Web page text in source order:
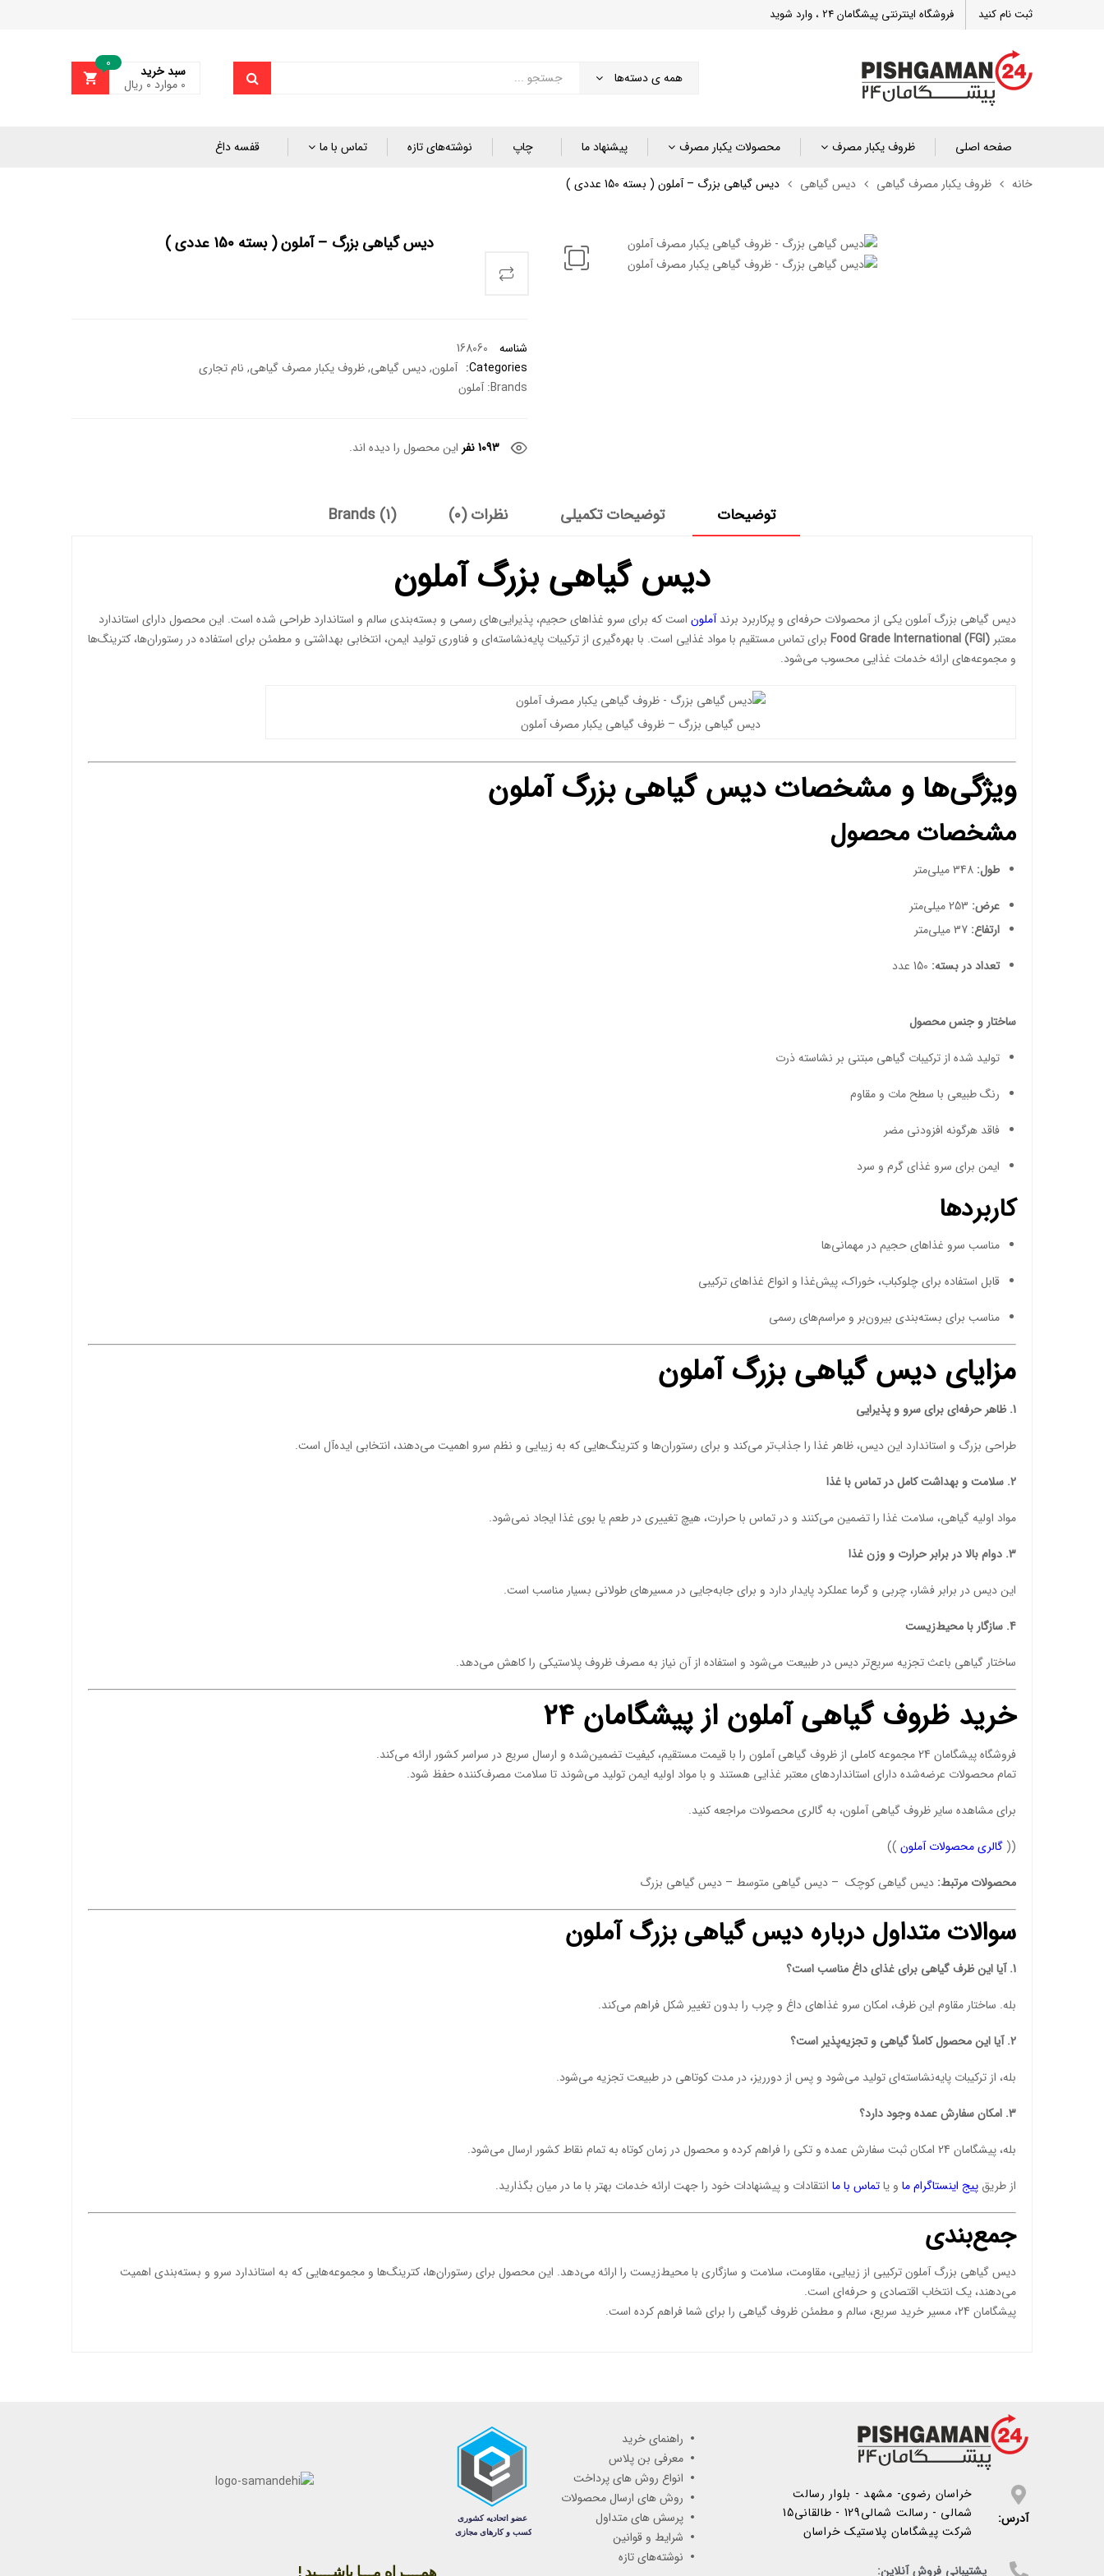
ثبت نام کنید فروشگاه اینترنتی پیشگامان 24 ، وارد شوید
همه ی دسته‌ها
0 سبد خرید
0 موارد ۰ ریال
صفحه اصلی ظروف یکبار مصرف محصولات یکبار مصرف پیشنهاد ما چاپ نوشته‌های تازه تماس با ما قفسه داغ
خانه ظروف یکبار مصرف گیاهی دیس گیاهی دیس گیاهی بزرگ – آملون ( بسته 150 عددی )
دیس گیاهی بزرگ – آملون ( بسته 150 عددی )
شناسه
168060
Categories:
آملون,دیس گیاهی,ظروف یکبار مصرف گیاهی, نام تجاری
Brands: آملون
1093 نفر این محصول را دیده اند.
توضیحات توضیحات تکمیلی نظرات (0) Brands (1)
دیس گیاهی بزرگ آملون
دیس گیاهی بزرگ آملون یکی از محصولات حرفه‌ای و پرکاربرد برندآملون است که برای سرو غذاهای حجیم، پذیرایی‌های رسمی و بسته‌بندی سالم و استاندارد طراحی شده است. این محصول دارای استاندارد
معتبر Food Grade International (FGI) برای تماس مستقیم با مواد غذایی است. با بهره‌گیری از ترکیبات پایه‌نشاسته‌ای و فناوری تولید ایمن، انتخابی بهداشتی و مطمئن برای استفاده در رستوران‌ها، کترینگ‌ها
و مجموعه‌های ارائه خدمات غذایی محسوب می‌شود.
دیس گیاهی بزرگ – ظروف گیاهی یکبار مصرف آملون
ویژگی‌ها و مشخصات دیس گیاهی بزرگ آملون
مشخصات محصول
طول:
عرض:
ارتفاع:
تعداد در بسته:
ساختار و جنس محصول
تولید شده از ترکیبات گیاهی مبتنی بر نشاسته ذرت
رنگ طبیعی با سطح مات و مقاوم
فاقد هرگونه افزودنی مضر
ایمن برای سرو غذای گرم و سرد
کاربردها
مناسب سرو غذاهای حجیم در مهمانی‌ها
قابل استفاده برای چلوکباب، خوراک، پیش‌غذا و انواع غذاهای ترکیبی
مناسب برای بسته‌بندی بیرون‌بر و مراسم‌های رسمی
مزایای دیس گیاهی بزرگ آملون
1. ظاهر حرفه‌ای برای سرو و پذیرایی
طراحی بزرگ و استاندارد این دیس، ظاهر غذا را جذاب‌تر می‌کند و برای رستوران‌ها و کترینگ‌هایی که به زیبایی و نظم سرو اهمیت می‌دهند، انتخابی ایده‌آل است.
2. سلامت و بهداشت کامل در تماس با غذا
مواد اولیه گیاهی، سلامت غذا را تضمین می‌کنند و در تماس با حرارت، هیچ تغییری در طعم یا بوی غذا ایجاد نمی‌شود.
3. دوام بالا در برابر حرارت و وزن غذا
این دیس در برابر فشار، چربی و گرما عملکرد پایدار دارد و برای جابه‌جایی در مسیرهای طولانی بسیار مناسب است.
4. سازگار با محیط‌زیست
ساختار گیاهی باعث تجزیه سریع‌تر دیس در طبیعت می‌شود و استفاده از آن نیاز به مصرف ظروف پلاستیکی را کاهش می‌دهد.
خرید ظروف گیاهی آملون از پیشگامان 24
فروشگاه پیشگامان 24 مجموعه کاملی از ظروف گیاهی آملون را با قیمت مستقیم، کیفیت تضمین‌شده و ارسال سریع در سراسر کشور ارائه می‌کند.
تمام محصولات عرضه‌شده دارای استانداردهای معتبر غذایی هستند و با مواد اولیه ایمن تولید می‌شوند تا سلامت مصرف‌کننده حفظ شود.
برای مشاهده سایر ظروف گیاهی آملون، به گالری محصولات مراجعه کنید.
(( گالری محصولات آملون ))
محصولات مرتبط: دیس گیاهی کوچک – دیس گیاهی متوسط – دیس گیاهی بزرگ
سوالات متداول درباره دیس گیاهی بزرگ آملون
1. آیا این ظرف گیاهی برای غذای داغ مناسب است؟
بله. ساختار مقاوم این ظرف، امکان سرو غذاهای داغ و چرب را بدون تغییر شکل فراهم می‌کند.
2. آیا این محصول کاملاً گیاهی و تجزیه‌پذیر است؟
بله، از ترکیبات پایه‌نشاسته‌ای تولید می‌شود و پس از دورریز، در مدت کوتاهی در طبیعت تجزیه می‌شود.
3. امکان سفارش عمده وجود دارد؟
بله، پیشگامان 24 امکان ثبت سفارش عمده و تکی را فراهم کرده و محصول در زمان کوتاه به تمام نقاط کشور ارسال می‌شود.
از طریق پیج اینستاگرام ما و یاتماس با ما انتقادات و پیشنهادات خود را جهت ارائه خدمات بهتر با ما در میان بگذارید.
جمع‌بندی
دیس گیاهی بزرگ آملون ترکیبی از زیبایی، مقاومت، سلامت و سازگاری با محیط‌زیست را ارائه می‌دهد. این محصول برای رستوران‌ها، کترینگ‌ها و مجموعه‌هایی که به استاندارد سرو و بسته‌بندی اهمیت
می‌دهند، یک انتخاب اقتصادی و حرفه‌ای است.
پیشگامان 24، مسیر خرید سریع، سالم و مطمئن ظروف گیاهی را برای شما فراهم کرده است.
آدرس:
خراسان رضوی- مشهد - بلوار رسالت
شمالی - رسالت شمالی129 - طالقانی15
شرکت پیشگامان پلاستیک خراسان
پشتیبانی فروش آنلاین:
راهنمای خرید
معرفی بن پلاس
انواع روش های پرداخت
روش های ارسال محصولات
پرسش های متداول
شرایط و قوانین
نوشته‌های تازه
همــــراه مـــا باشــــید !